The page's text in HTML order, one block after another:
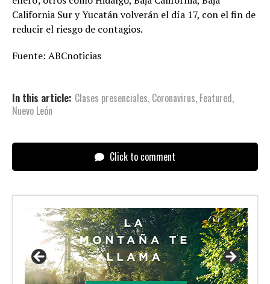
California Sur y Yucatán volverán el día 17, con el fin de
reducir el riesgo de contagios.
Fuente: ABCnoticias
In this article: Clases presenciales, Coronavirus, Featured,
Nuevo León
Click to comment